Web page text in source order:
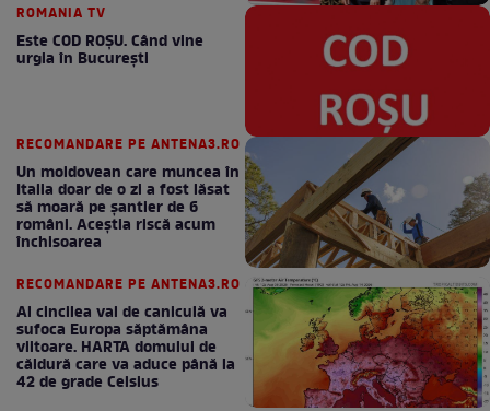
ROMANIA TV
Este COD ROŞU. Când vine
urgia în Bucureşti
RECOMANDARE PE ANTENA3.RO
Un moldovean care muncea în
Italia doar de o zi a fost lăsat
să moară pe şantier de 6
români. Aceștia riscă acum
închisoarea
RECOMANDARE PE ANTENA3.RO
Al cincilea val de caniculă va
sufoca Europa săptămâna
viitoare. HARTA domului de
căldură care va aduce până la
42 de grade Celsius